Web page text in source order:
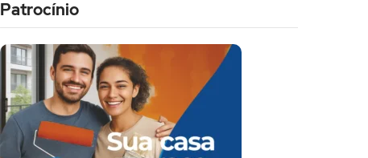
Patrocínio